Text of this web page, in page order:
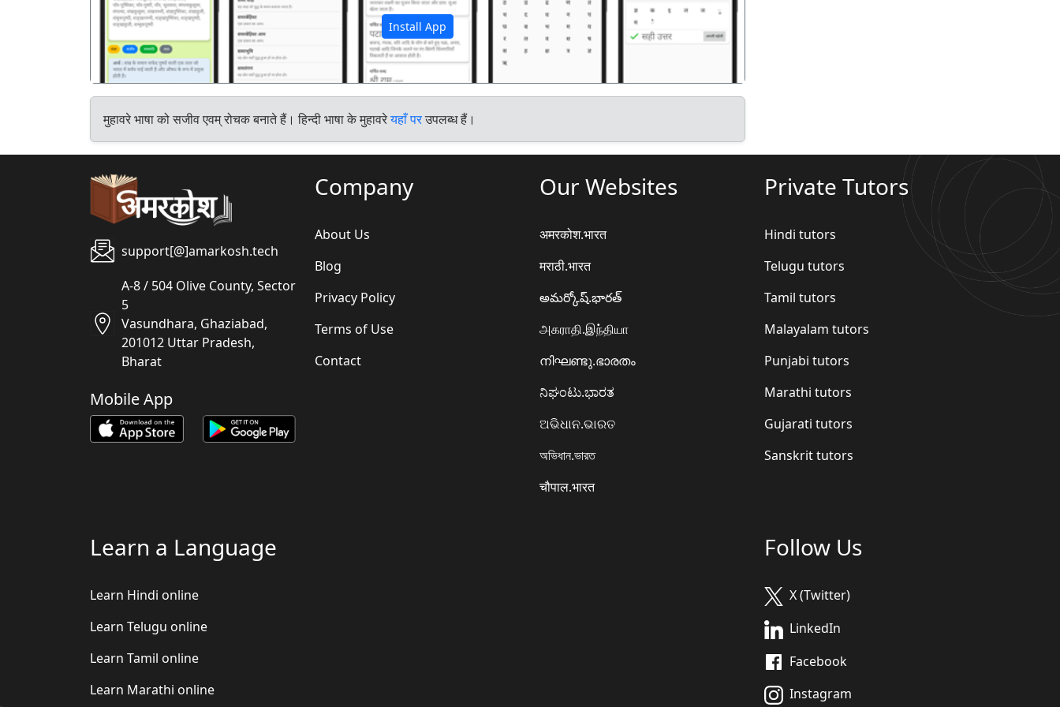
Install App
मुहावरे भाषा को सजीव एवम् रोचक बनाते हैं। हिन्दी भाषा के मुहावरेयहाँ परउपलब्ध हैं।
support[@]amarkosh.tech
A-8 / 504 Olive County, Sector
5
Vasundhara, Ghaziabad,
201012 Uttar Pradesh,
Bharat
Mobile App
Company
About Us
Blog
Privacy Policy
Terms of Use
Contact
Our Websites
अमरकोश.भारत
मराठी.भारत
అమర్కోష్.భారత్
அகராதி.இந்தியா
നിഘണ്ടു.ഭാരതം
ನಿಘಂಟು.ಭಾರತ
ଅଭିଧାନ.ଭାରତ
অভিধান.ভারত
चौपाल.भारत
Private Tutors
Hindi tutors
Telugu tutors
Tamil tutors
Malayalam tutors
Punjabi tutors
Marathi tutors
Gujarati tutors
Sanskrit tutors
Learn a Language
Learn Hindi online
Learn Telugu online
Learn Tamil online
Learn Marathi online
Follow Us
X (Twitter)
LinkedIn
Facebook
Instagram